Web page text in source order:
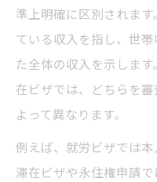
準上明確に区別されま
ている収入を指し、世
た全体の収入を示しま
在ビザでは、どちらを
よって異なります。
例えば、就労ビザでは
滞在ビザや永住権申請